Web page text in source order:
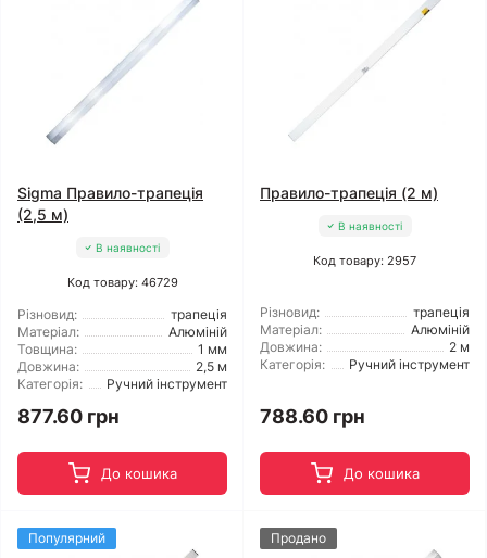
Sigma Правило-трапеція
(2,5 м)
В наявності
Код товару: 46729
Різновид:
трапеція
Матеріал:
Алюміній
Товщина:
1 мм
Довжина:
2,5 м
Категорія:
Ручний інструмент
877.60 грн
До кошика
Правило-трапеція (2 м)
В наявності
Код товару: 2957
Різновид:
трапеція
Матеріал:
Алюміній
Довжина:
2 м
Категорія:
Ручний інструмент
788.60 грн
До кошика
Популярний Продано